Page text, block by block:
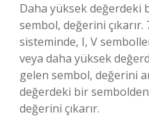
Daha yüksek değerdeki
sembol, değerini
sisteminde, I, V
veya daha yüksek
gelen sembol, değerini
değerdeki bir
değerini çıkarır.